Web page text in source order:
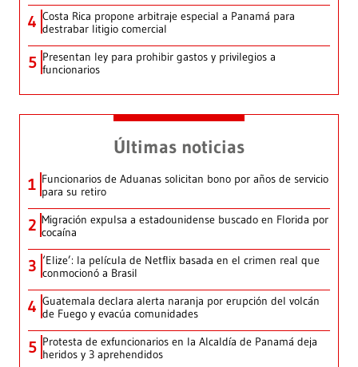
4 Costa Rica propone arbitraje especial a Panamá para
destrabar litigio comercial
5 Presentan ley para prohibir gastos y privilegios a
funcionarios
Últimas noticias
1 Funcionarios de Aduanas solicitan bono por años de servicio
para su retiro
2 Migración expulsa a estadounidense buscado en Florida por
cocaína
3 ‘Elize’: la película de Netflix basada en el crimen real que
conmocionó a Brasil
4 Guatemala declara alerta naranja por erupción del volcán
de Fuego y evacúa comunidades
5 Protesta de exfuncionarios en la Alcaldía de Panamá deja
heridos y 3 aprehendidos